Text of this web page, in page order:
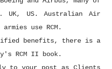
UK, US. Australian Air
use RCM.
benefits, there is a
RCM II book.